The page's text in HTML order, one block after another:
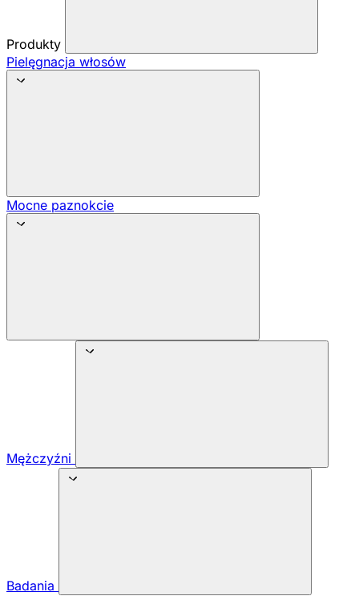
Produkty
Pielęgnacja włosów
Mocne paznokcie
Mężczyźni
Badania